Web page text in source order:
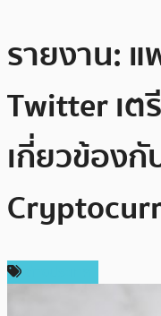
รายงาน:
Twitter เ
เกี่ยวข้องกั